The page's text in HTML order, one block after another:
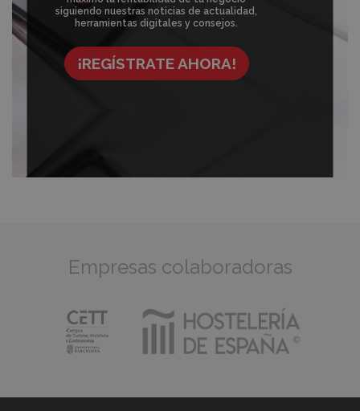
siguiendo nuestras noticias de actualidad,
herramientas digitales y consejos.
¡REGÍSTRATE AHORA!
Empresas colaboradoras